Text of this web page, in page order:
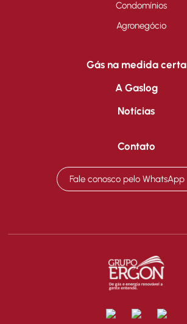
Condomínios
Agronegócio
Gás na medida certa
A Gaslog
Notícias
Contato
Fale conosco pelo WhatsApp